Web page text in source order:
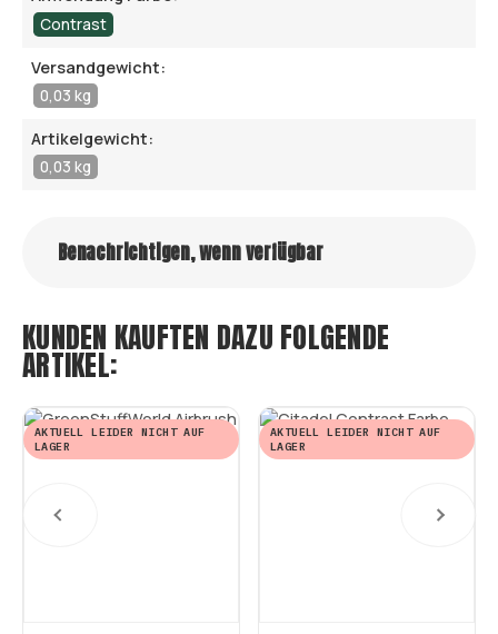
Contrast
Versandgewicht:
0,03 kg
Artikelgewicht:
0,03 kg
Benachrichtigen, wenn verfügbar
KUNDEN KAUFTEN DAZU FOLGENDE
ARTIKEL:
AKTUELL LEIDER NICHT AUF
LAGER
AKTUELL LEIDER NICHT AUF
LAGER